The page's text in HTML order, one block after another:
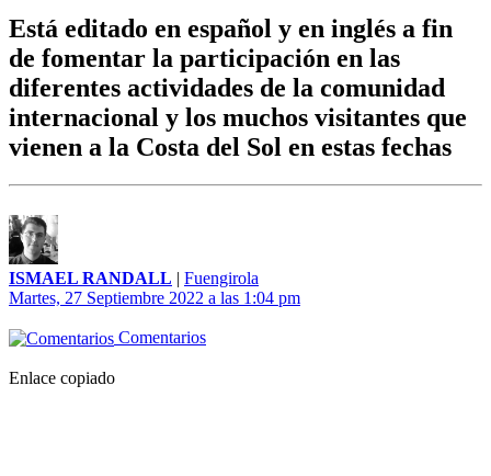
Está editado en español y en inglés a fin
de fomentar la participación en las
diferentes actividades de la comunidad
internacional y los muchos visitantes que
vienen a la Costa del Sol en estas fechas
ISMAEL RANDALL | Fuengirola
Martes, 27 Septiembre 2022 a las 1:04 pm
Comentarios
Enlace copiado